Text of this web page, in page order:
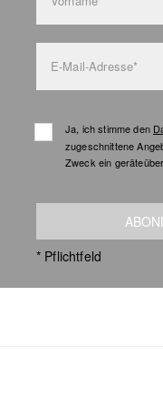
E-Mail-Adresse*
Ja, ich stimme den
zugeschnittene
Zweck ein
* Pflichtfeld